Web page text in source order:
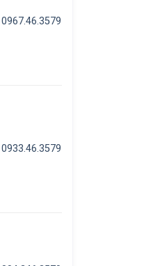
0967.46.3579
0933.46.3579